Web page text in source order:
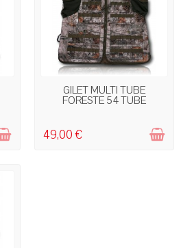
RUPTURE DE STOCK
GILET MULTI TUBE
FORESTE 54 TUBE
49,00 €